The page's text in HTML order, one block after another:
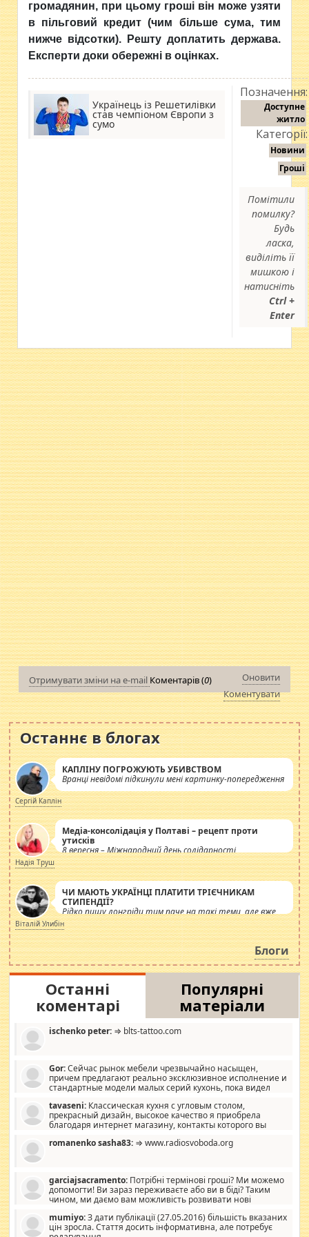
громадянин, при цьому гроші він може узяти
в пільговий кредит (чим більше сума, тим
нижче відсотки). Решту доплатить держава.
Експерти доки обережні в оцінках.
Українець із Решетилівки
став чемпіоном Європи з
сумо
Позначення:
Доступне
житло
Категорії:
Новини
Гроші
Помітили
помилку?
Будь
ласка,
виділіть її
мишкою і
натисніть
Ctrl +
Enter
Отримувати зміни на e-mail Коментарів (0)
Оновити
Коментувати
Останнє в блогах
КАПЛІНУ ПОГРОЖУЮТЬ УБИВСТВОМ
Вранці невідомі підкинули мені картинку-попередження
Сергій Каплін
Медіа-консолідація у Полтаві – рецепт проти
утисків
8 вересня – Міжнародний день солідарності
журналістів.
Надія Труш
ЧИ МАЮТЬ УКРАЇНЦІ ПЛАТИТИ ТРІЄЧНИКАМ
СТИПЕНДІЇ?
Рідко пишу лонгріди тим паче на такі теми, але вже
просто дістало! Обурюють сьогоднішні інсенуації
навколо стипендіального питання. Штучно
роздувається ще одна соціальна катастрофа.
Віталій Улибін
Блоги
Останні
коментарі
Популярні
матеріали
ischenko peter: ⇒ blts-tattoo.com
Gor:Сейчас рынок мебели чрезвычайно насыщен,
причем предлагают реально эксклюзивное исполнение и
стандартные модели малых серий кухонь, пока видел
стандартные формы, в MebelOk, креативненько и что главное -
со вкусом все в порядке, без ненужных наворотов удорожающих
мебель, а это не последний фактор.
tavaseni: Классическая кухня с угловым столом,
прекрасный дизайн, высокое качество я приобрела
благодаря интернет магазину, контакты которого вы
romanenko sasha83: ⇒ www.radiosvoboda.org
garciajsacramento: Потрібні термінові гроші? Ми можемо
допомогти! Ви зараз переживаєте або ви в біді? Таким
чином, ми даємо вам можливість розвивати нові
допомагати людям, які намагаються дати їм шанс. Кожен
заслуговує на другий шанс, і, оскільки влада не зможе, вони
mumiyo:З дати публікації (27.05.2016) більшість вказаних
цін зросла. Стаття досить інформативна, але потребує